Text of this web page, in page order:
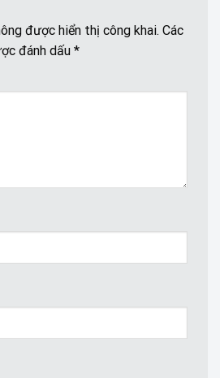
được hiển thị công khai. Các
đánh dấu *